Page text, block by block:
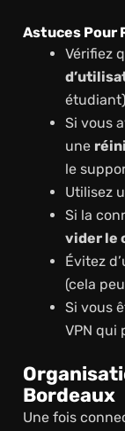
Astuces Pour
Vérifiez
Si vous
une
le
Utilisez
Si la
vider le
Évitez
(cela
Si vous
VPN qui
Bordeaux
Une fois